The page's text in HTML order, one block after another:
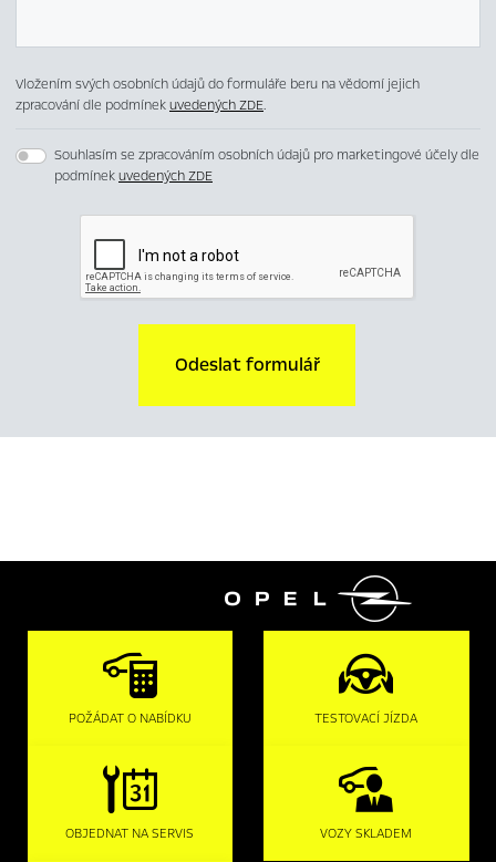
Vložením svých osobních údajů do formuláře beru na vědomí jejich
zpracování dle podmínekuvedených ZDE.
Souhlasím se zpracováním osobních údajů pro marketingové účely dle
podmínekuvedených ZDE
Odeslat formulář

POŽÁDAT O NABÍDKU TESTOVACÍ JÍZDA
OBJEDNAT NA SERVIS VOZY SKLADEM